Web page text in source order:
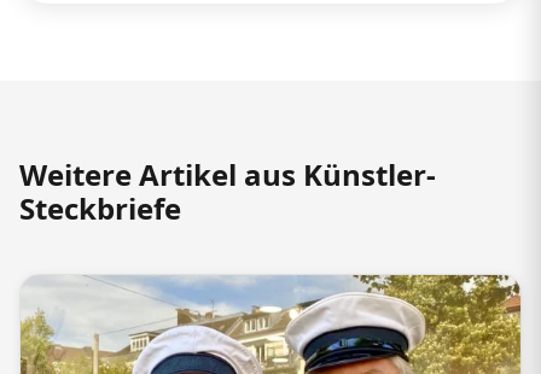
Weitere Artikel aus Künstler-
Steckbriefe